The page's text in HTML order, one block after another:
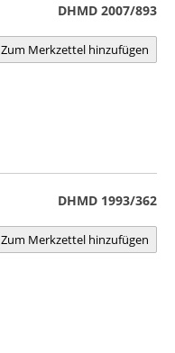
DHMD 2007/893
Zum Merkzettel hinzufügen
DHMD 1993/362
Zum Merkzettel hinzufügen